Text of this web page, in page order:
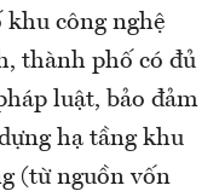
khu công nghệ
thành phố có đủ
luật, bảo đảm
hạ tầng khu
(từ nguồn vốn